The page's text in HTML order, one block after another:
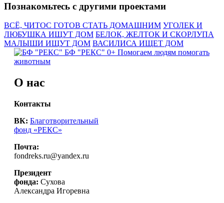
Познакомьтесь с другими проектами
ВСЁ, ЧИТОС ГОТОВ СТАТЬ ДОМАШНИМ УГОЛЕК И
ЛЮБУШКА ИЩУТ ДОМ БЕЛОК, ЖЕЛТОК И СКОРЛУПА
МАЛЫШИ ИЩУТ ДОМ ВАСИЛИСА ИЩЕТ ДОМ
БФ "РЕКС" 0+ Помогаем людям помогать
животным
О нас
Контакты
ВК: Благотворительный
фонд «РЕКС»
Почта:
fondreks.ru@yandex.ru
Президент
фонда: Сухова
Александра Игоревна